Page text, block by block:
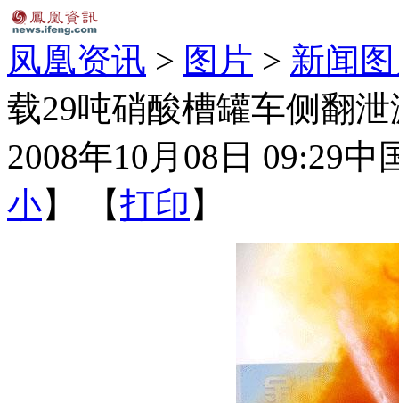
凤凰资讯 > 图片 > 新闻
载29吨硝酸槽罐车侧翻
2008年10月08日 09:29中
小】 【打印 】